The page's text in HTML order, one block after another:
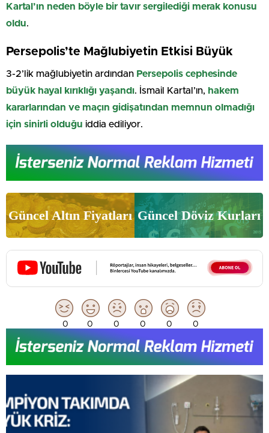
Kartal’ın neden böyle bir tavır sergilediği merak konusu
oldu.
Persepolis’te Mağlubiyetin Etkisi Büyük
3-2’lik mağlubiyetin ardından Persepolis cephesinde
büyük hayal kırıklığı yaşandı. İsmail Kartal’ın, hakem
kararlarından ve maçın gidişatından memnun olmadığı
için sinirli olduğu iddia ediliyor.
Güncel Altın Fiyatları Güncel Döviz Kurları
0 0 0 0 0 0